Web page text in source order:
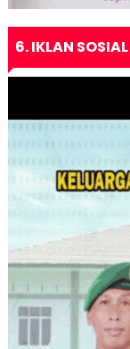
6. IKLAN SOSIAL